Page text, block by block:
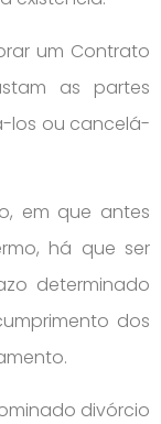
um Contrato
as partes
los ou cancelá-
em que antes
há que ser
determinado
dos
divórcio